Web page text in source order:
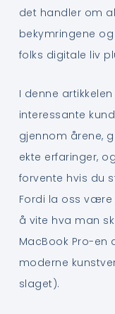
det handler om
bekymringene
folks digitale liv
I denne
interessante
gjennom årene,
ekte erfaringer,
forvente hvis du
Fordi la oss
å vite hva man
MacBook Pro-en
moderne
slaget).